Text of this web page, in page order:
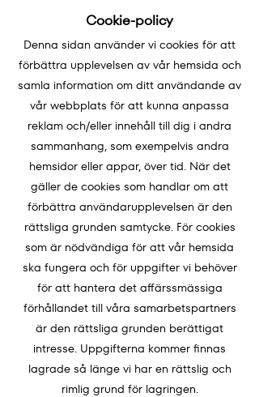
Cookie-policy
Denna sidan använder vi cookies för att
förbättra upplevelsen av vår hemsida och
samla information om ditt användande av
vår webbplats för att kunna anpassa
reklam och/eller innehåll till dig i andra
sammanhang, som exempelvis andra
hemsidor eller appar, över tid. När det
gäller de cookies som handlar om att
förbättra användarupplevelsen är den
rättsliga grunden samtycke. För cookies
som är nödvändiga för att vår hemsida
ska fungera och för uppgifter vi behöver
för att hantera det affärssmässiga
förhållandet till våra samarbetspartners
är den rättsliga grunden berättigat
intresse. Uppgifterna kommer finnas
lagrade så länge vi har en rättslig och
rimlig grund för lagringen.